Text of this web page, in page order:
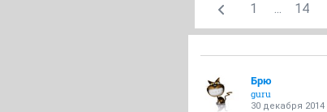
1 ... 14
Брю
guru
30 декабря 2014